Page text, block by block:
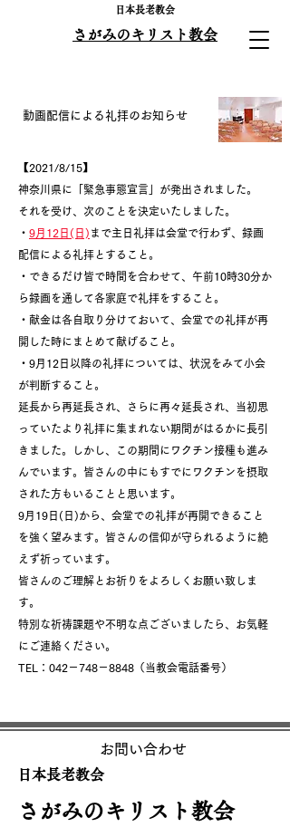
​日本長老教会
さがみのキリスト教会
動画配信による礼拝のお知らせ
【2021/8/15】
神奈川県に「緊急事態宣言」が発出されました。
それを受け、次のことを決定いたしました。
・ 9月12日(日) まで主日礼拝は会堂で行わず、録画
配信による礼拝とすること。
・できるだけ皆で時間を合わせて、午前10時30分か
ら録画を通して各家庭で礼拝をすること。
・献金は各自取り分けておいて、会堂での礼拝が再
開した時にまとめて献げること。
・9月12日以降の礼拝については、状況をみて小会
が判断すること。
延長から再延長され、さらに再々延長され、当初思
っていたより礼拝に集まれない期間がはるかに長引
きました。しかし、この期間にワクチン接種も進み
んでいます。皆さんの中にもすでにワクチンを摂取
された方もいることと思います。
9月19日(日)から、会堂での礼拝が再開できること
を強く望みます。皆さんの信仰が守られるように絶
えず祈っています。
皆さんのご理解とお祈りをよろしくお願い致しま
す。
特別な祈祷課題や不明な点ございましたら、お気軽
にご連絡ください。
TEL：042－748－8848（当教会電話番号）
お問い合わせ
​日本長老教会
​さがみのキリスト教会